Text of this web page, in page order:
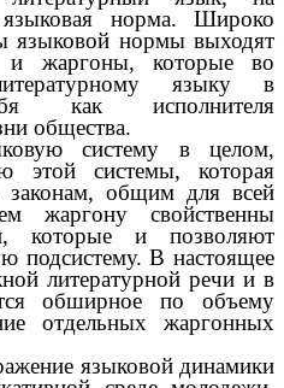
языковая норма. Широко
языковой нормы выходят
и жаргоны, которые во
языку в
как исполнителя
общества.
систему в целом,
этой системы, которая
законам, общим для всей
жаргону свойственны
которые и позволяют
подсистему. В настоящее
литературной речи и в
обширное по объему
отдельных жаргонных
языковой динамики